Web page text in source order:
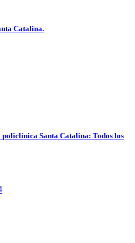
Catalina.
policlínica Santa Catalina: Todos los